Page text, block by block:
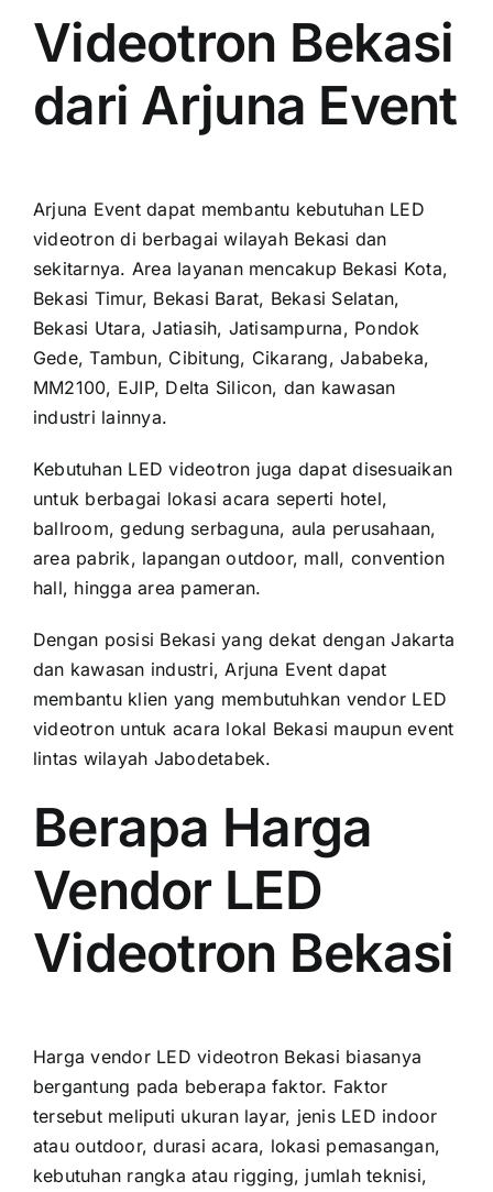
Videotron Bekasi
dari Arjuna Event
Arjuna Event dapat membantu kebutuhan LED
videotron di berbagai wilayah Bekasi dan
sekitarnya. Area layanan mencakup Bekasi Kota,
Bekasi Timur, Bekasi Barat, Bekasi Selatan,
Bekasi Utara, Jatiasih, Jatisampurna, Pondok
Gede, Tambun, Cibitung, Cikarang, Jababeka,
MM2100, EJIP, Delta Silicon, dan kawasan
industri lainnya.
Kebutuhan LED videotron juga dapat disesuaikan
untuk berbagai lokasi acara seperti hotel,
ballroom, gedung serbaguna, aula perusahaan,
area pabrik, lapangan outdoor, mall, convention
hall, hingga area pameran.
Dengan posisi Bekasi yang dekat dengan Jakarta
dan kawasan industri, Arjuna Event dapat
membantu klien yang membutuhkan vendor LED
videotron untuk acara lokal Bekasi maupun event
lintas wilayah Jabodetabek.
Berapa Harga
Vendor LED
Videotron Bekasi
Harga vendor LED videotron Bekasi biasanya
bergantung pada beberapa faktor. Faktor
tersebut meliputi ukuran layar, jenis LED indoor
atau outdoor, durasi acara, lokasi pemasangan,
kebutuhan rangka atau rigging, jumlah teknisi,